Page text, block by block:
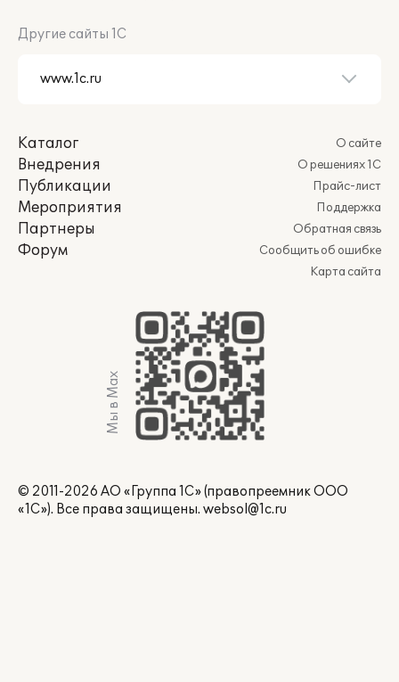
Другие сайты 1С
Каталог
Внедрения
Публикации
Мероприятия
Партнеры
Форум
О сайте
О решениях 1С
Прайс-лист
Поддержка
Обратная связь
Сообщить об ошибке
Карта сайта
Мы в Max
© 2011-2026 АО «Группа 1С» (правопреемник ООО
«1С»). Все права защищены. websol@1c.ru